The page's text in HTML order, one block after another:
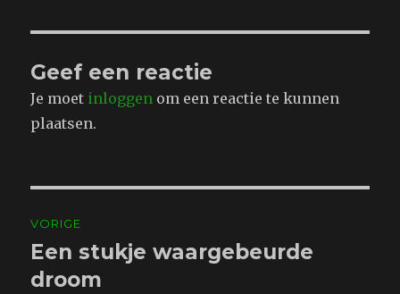
Geef een reactie
Je moet inloggen om een reactie te kunnen
plaatsen.
navigatie
VORIGE
Vorig
bericht:
Een stukje waargebeurde
droom